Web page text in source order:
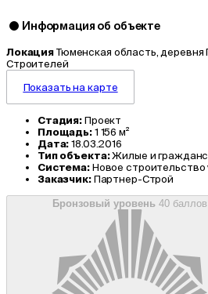
Информация об объекте
Локация Тюменская область, деревня
Строителей
Показать на карте
Стадия: Проект
Площадь: 1 156 м²
Дата: 18.03.2016
Тип объекта:Жилые и
Система: Новое строительство
Заказчик: Партнер-Строй
Бронзовый уровень 40 баллов